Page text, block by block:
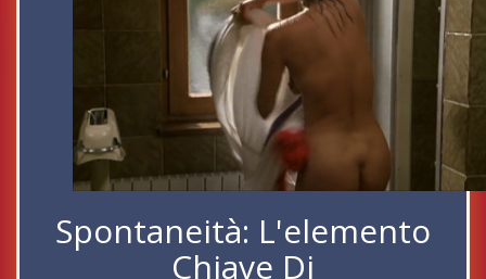
Spontaneità: L'elemento
Chiave Di